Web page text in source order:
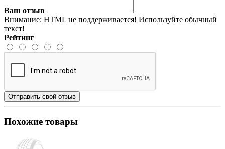
Ваш отзыв
Внимание: HTML не поддерживается! Используйте обычный
текст!
Рейтинг
Отправить свой отзыв
Похожие товары